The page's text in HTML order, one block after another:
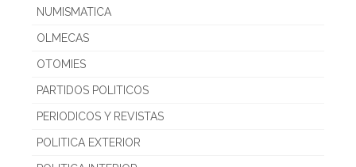
NUMISMATICA
OLMECAS
OTOMIES
PARTIDOS POLITICOS
PERIODICOS Y REVISTAS
POLITICA EXTERIOR